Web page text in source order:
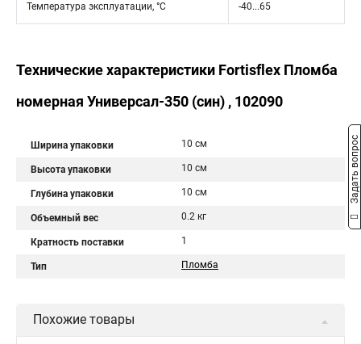
Температура эксплуатации, °C -40...65
Технические характеристики Fortisflex Пломба
номерная Универсал-350 (син) , 102090
Ширина упаковки 10 см
Высота упаковки 10 см
Глубина упаковки 10 см
Объемный вес 0.2 кг
Кратность поставки 1
Тип Пломба
Похожие товары
Задать вопрос